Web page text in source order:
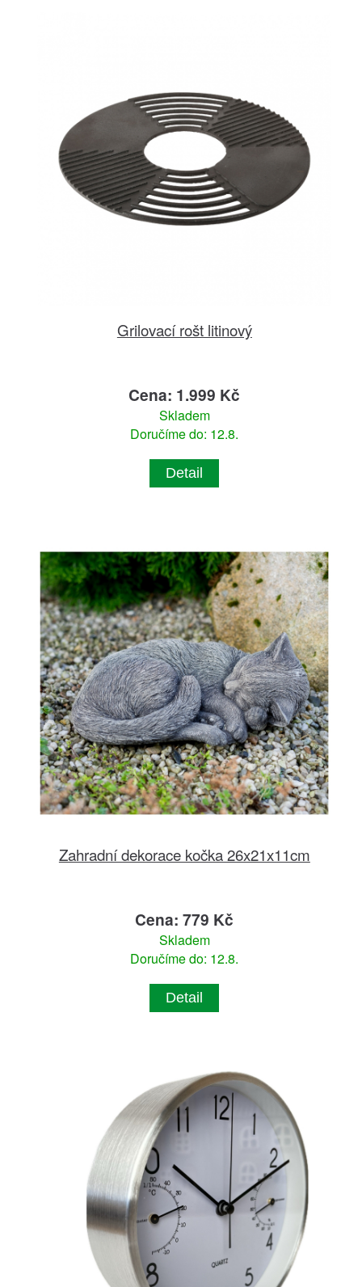
Grilovací rošt litinový
Cena: 1.999 Kč
Skladem
Doručíme do: 12.8.
Detail
Zahradní dekorace kočka 26x21x11cm
Cena: 779 Kč
Skladem
Doručíme do: 12.8.
Detail